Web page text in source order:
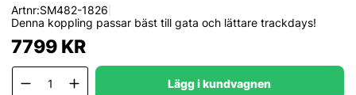
Artnr:SM482-1826
Denna koppling passar bäst till gata och lättare trackdays!
7799KR
Lägg i kundvagnen